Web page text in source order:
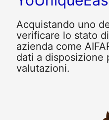
Acquistando uno
verificare lo stato
azienda come
dati a disposizione
valutazioni.